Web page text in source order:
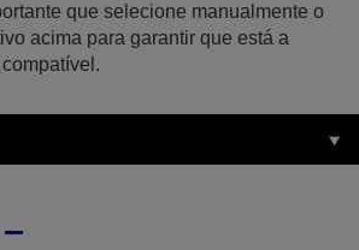
que selecione manualmente o
acima para garantir que está a